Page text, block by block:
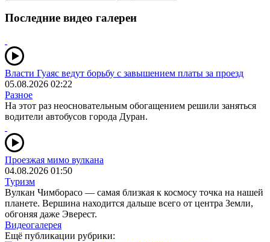
Последние видео галереи
Власти Гуаяс ведут борьбу с завышением платы за проезд
05.08.2026 02:22
Разное
На этот раз неосновательным обогащением решили заняться
водители автобусов города Дуран.
Проезжая мимо вулкана
04.08.2026 01:50
Туризм
Вулкан Чимборасо — самая близкая к космосу точка на нашей
планете. Вершина находится дальше всего от центра Земли,
обгоняя даже Эверест.
Видеогалерея
Ещё публикации рубрики: